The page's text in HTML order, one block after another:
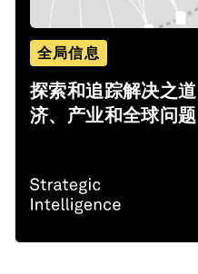
全局信息
探索和追踪解决之道
济、产业和全球问题